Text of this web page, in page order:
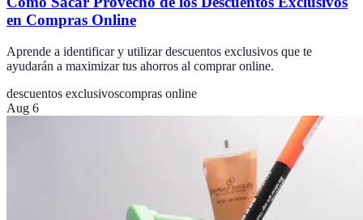
en Compras Online
Aprende a identificar y utilizar descuentos exclusivos que te
ayudarán a maximizar tus ahorros al comprar online.
descuentos exclusivoscompras online
Aug 6